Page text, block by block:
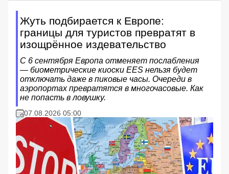
Жуть подбирается к Европе:
границы для туристов превратят в
изощрённое издевательство
С 6 сентября Европа отменяет послабления
— биометрические киоски EES нельзя будет
отключать даже в пиковые часы. Очереди в
аэропортах превратятся в многочасовые. Как
не попасть в ловушку.
07.08.2026 05:00